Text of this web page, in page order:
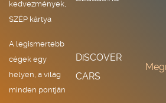
kedvezmények,
SZÉP kártya
A legismertebb
cégek egy
helyen, a világ
minden pontján
DiSCOVER
CARS